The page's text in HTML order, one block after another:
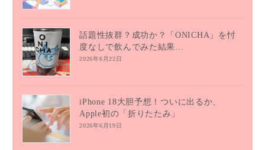
話題性抜群？成功か？「ONICHA」を忖
度なしで飲んでみた結果…
2026年6月22日
iPhone 18大胆予想！ついに出るか、
Apple初の「折りたたみ」
2026年6月19日